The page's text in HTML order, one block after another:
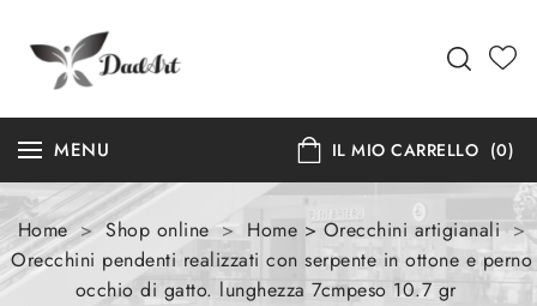
MENU IL MIO CARRELLO (0)
Home > Shop online > Home > Orecchini artigianali >
Orecchini pendenti realizzati con serpente in ottone e perno
occhio di gatto. lunghezza 7cmpeso 10.7 gr